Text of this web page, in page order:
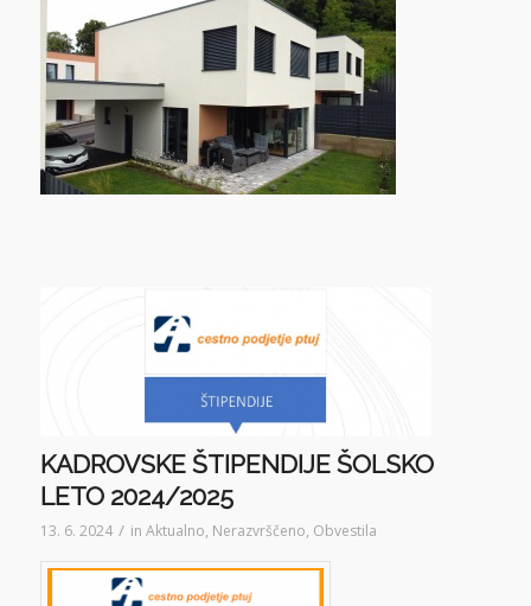
KADROVSKE ŠTIPENDIJE ŠOLSKO
LETO 2024/2025
13. 6. 2024 / in Aktualno, Nerazvrščeno, Obvestila